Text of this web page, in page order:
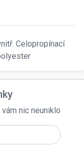
Celopropínací
nic neuniklo